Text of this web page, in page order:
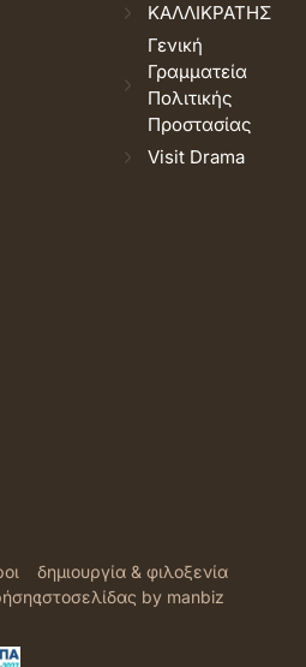
ΚΑΛΛΙΚΡΑΤΗΣ
Γενική
Γραμματεία
Πολιτικής
Προστασίας
Visit Drama
δημιουργία & φιλοξενία
ιστοσελίδας by manbiz